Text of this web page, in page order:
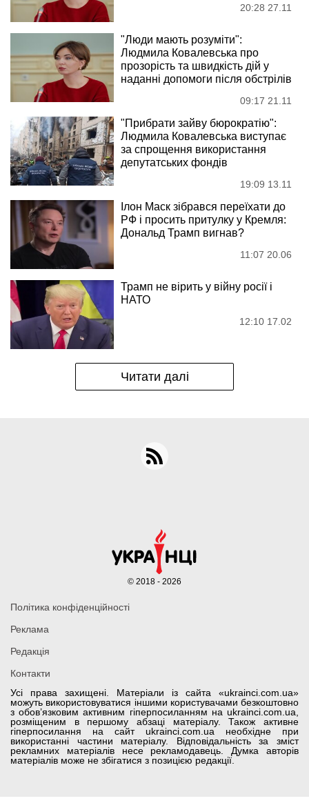
20:28 27.11
"Люди мають розуміти":
Людмила Ковалевська про
прозорість та швидкість дій у
наданні допомоги після обстрілів
09:17 21.11
"Прибрати зайву бюрократію":
Людмила Ковалевська виступає
за спрощення використання
депутатських фондів
19:09 13.11
Ілон Маск зібрався переїхати до
РФ і просить притулку у Кремля:
Дональд Трамп вигнав?
11:07 20.06
Трамп не вірить у війну росії і
НАТО
12:10 17.02
Читати далі
Усі права захищені. Матеріали із сайта «ukrainci.com.ua»
можуть використовуватися іншими користувачами безкоштовно
з обов’язковим активним гіперпосиланням на ukrainci.com.ua,
розміщеним в першому абзаці матеріалу. Також активне
гіперпосилання на сайт ukrainci.com.ua необхідне при
використанні частини матеріалу. Відповідальність за зміст
рекламних матеріалів несе рекламодавець. Думка авторів
матеріалів може не збігатися з позицією редакції.
Політика конфіденційності
Реклама
Редакція
Контакти
© 2018 - 2026